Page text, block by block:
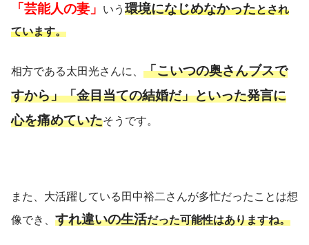
「芸能人の妻」
いう 環境になじめなかったとされ
ています。
相方である太田光さんに、 「こいつの奥さんブスで
すから」「金目当ての結婚だ」といった発言に
心を痛めていたそうです。
また、大活躍している田中裕二さんが多忙だったことは想
像でき、 すれ違いの生活だった可能性はありますね。